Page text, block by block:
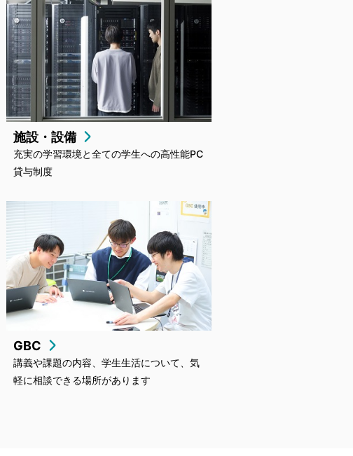
施設・設備
充実の学習環境と全ての学生への高性能PC
貸与制度
GBC
講義や課題の内容、学生生活について、気
軽に相談できる場所があります